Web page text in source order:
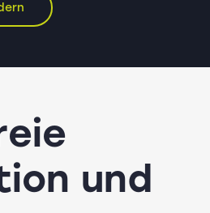
und